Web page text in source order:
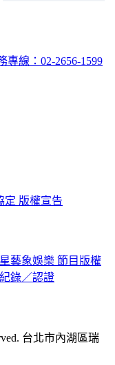
專線：02-2656-1599
定 版權宣告
星藝象娛樂 節目版權
錄／認證
台北市內湖區瑞